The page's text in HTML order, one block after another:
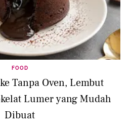
FOOD
Tanpa Oven, Lembut
Lumer yang Mudah
Dibuat